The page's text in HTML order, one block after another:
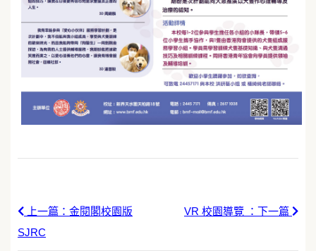
上一篇：金閱閣校園版
SJRC
VR 校園導覽 ：下一篇